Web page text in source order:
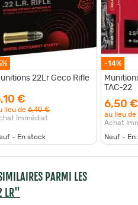
22Lr Geco Rifle
€
lieu de 6,40 €
Immédiat
- En stock
-14%
TAC-22
6,50 €
au lieu de
Achat
Neuf - En
PARMI LES
LR"